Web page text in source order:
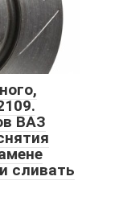
ВАЗ
сливать